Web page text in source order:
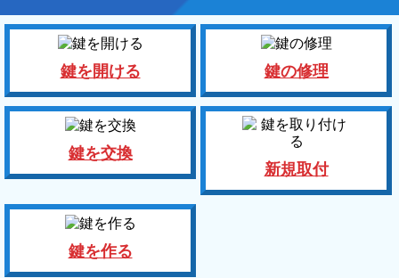
鍵を開ける 鍵の修理
鍵を交換
新規取付
鍵を作る